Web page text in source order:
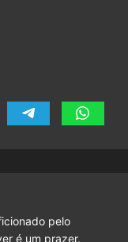
pelo
é um prazer.